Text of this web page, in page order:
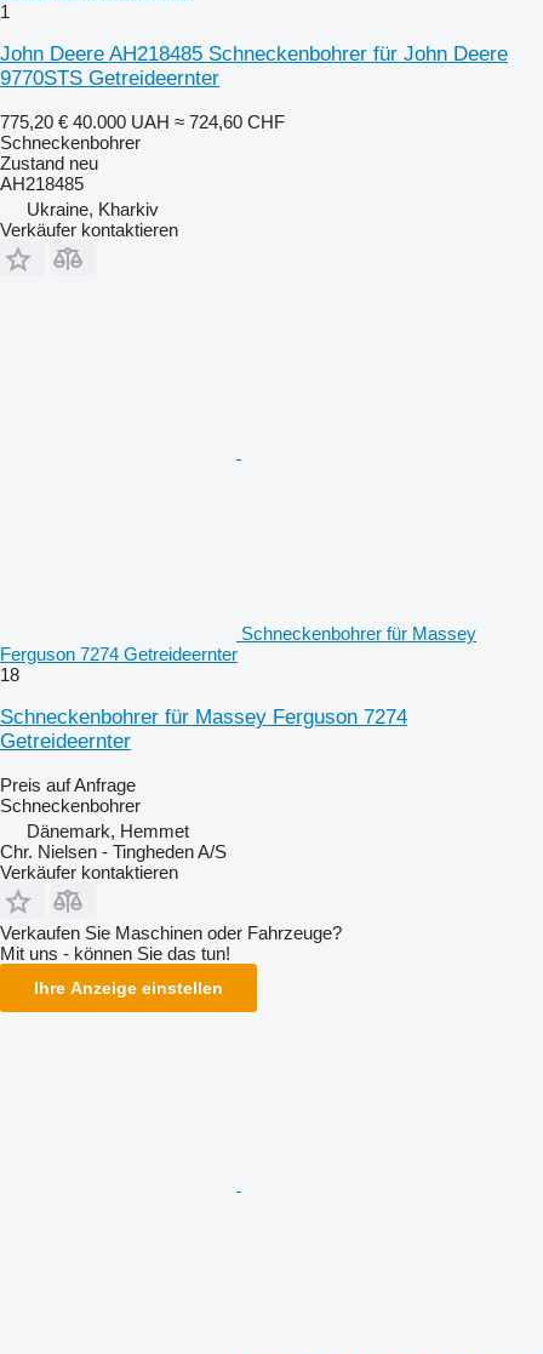
1
John Deere AH218485 Schneckenbohrer für John Deere
9770STS Getreideernter
775,20 € 40.000 UAH ≈ 724,60 CHF
Schneckenbohrer
Zustand neu
AH218485
Ukraine, Kharkiv
Verkäufer kontaktieren
Schneckenbohrer für Massey
Ferguson 7274 Getreideernter
18
Schneckenbohrer für Massey Ferguson 7274
Getreideernter
Preis auf Anfrage
Schneckenbohrer
Dänemark, Hemmet
Chr. Nielsen - Tingheden A/S
Verkäufer kontaktieren
Verkaufen Sie Maschinen oder Fahrzeuge?
Mit uns - können Sie das tun!
Ihre Anzeige einstellen